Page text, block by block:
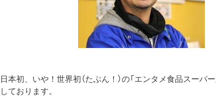
日本初、いや！世界初（たぶん！）の「エンタメ食品スーパ
しております。